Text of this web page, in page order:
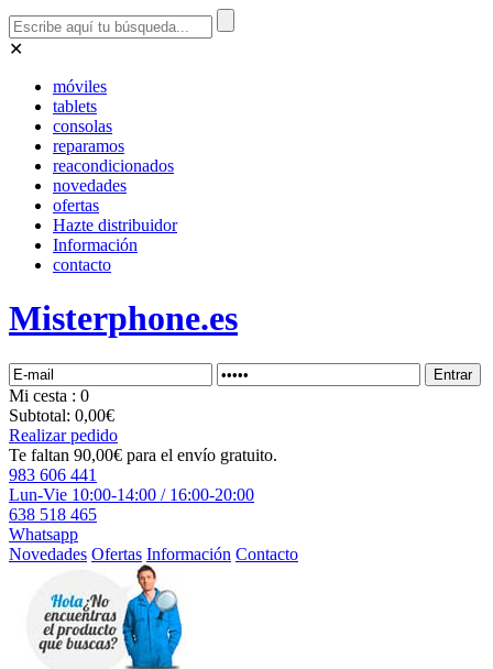
✕
móviles
tablets
consolas
reparamos
reacondicionados
novedades
ofertas
Hazte distribuidor
Información
contacto
Misterphone.es
Mi cesta : 0
Subtotal: 0,00€
Realizar pedido
Te faltan 90,00€ para el envío gratuito.
983 606 441
Lun-Vie 10:00-14:00 / 16:00-20:00
638 518 465
Whatsapp
Novedades Ofertas Información Contacto